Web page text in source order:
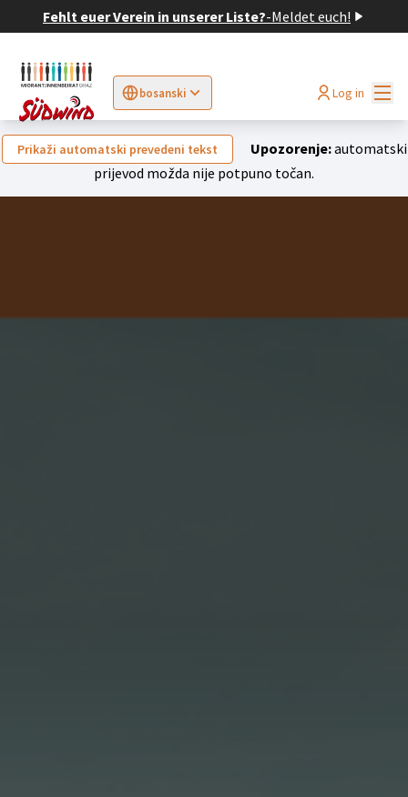
Fehlt euer Verein in unserer Liste?-Meldet euch!
bosanski
Sprache wählen Elegir el idioma
Log in
Prikaži automatski prevedeni tekst Upozorenje:automatski
prijevod možda nije potpuno točan.